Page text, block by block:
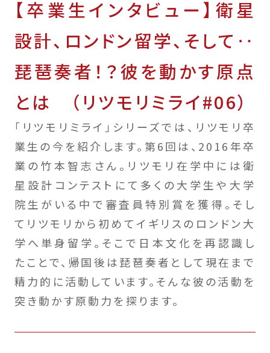
【卒業生インタビュー】衛星
設計、ロンドン留学、そして‥
琵琶奏者！？彼を動かす原点
とは （リツモリミライ#06）
「リツモリミライ」シリーズでは、リツモリ卒
業生の今を紹介します。第6回は、2016年卒
業の竹本智志さん。リツモリ在学中には衛
星設計コンテストにて多くの大学生や大学
院生がいる中で審査員特別賞を獲得。そし
てリツモリから初めてイギリスのロンドン大
学へ単身留学。そこで日本文化を再認識し
たことで、帰国後は琵琶奏者として現在まで
精力的に活動しています。そんな彼の活動を
突き動かす原動力を探ります。